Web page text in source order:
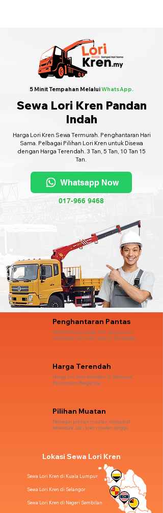
5 Minit Tempahan MelaluiWhatsApp.
Sewa Lori Kren Pandan
Indah
Harga Lori Kren Sewa Termurah. Penghantaran Hari
Sama. Pelbagai Pilihan Lori Kren untuk Disewa
dengan Harga Terendah. 3 Tan, 5 Tan, 10 Tan 15
Tan.
Whatsapp Now
017-966 9468
Penghantaran Pantas
Penghantaran pada hari yang sama.
Tempahan lori kren melalui Whatsapp.
Harga Terendah
Harga lori kren terendah di Malaysia.
Penjimatan Berganda.
Pilihan Muatan
Pelbagai pilihan muatan mengikut
kehendak. Lori kren muatan tinggi.
Lokasi Sewa Lori Kren
Sewa Lori Kren di Kuala Lumpur
Sewa Lori Kren di Selangor
Sewa Lori Kren di Negeri Sembilan